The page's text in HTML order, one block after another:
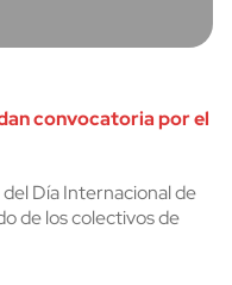
convocatoria por el
Día Internacional de
de los colectivos de